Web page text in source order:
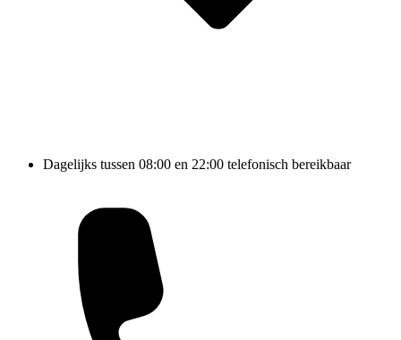
Dagelijks tussen 08:00 en 22:00 telefonisch bereikbaar